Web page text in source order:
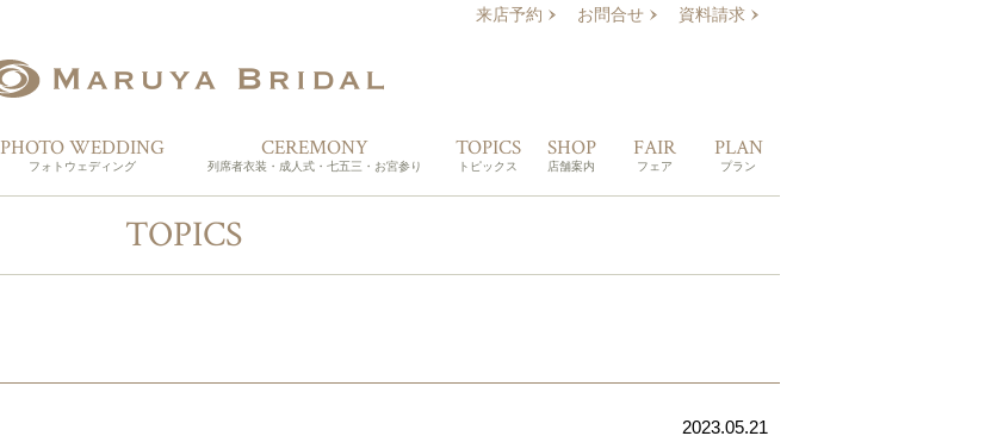
来店予約 お問合せ 資料請求
PHOTO WEDDING
フォトウェディング
CEREMONY
列席者衣装・成人式・七五三・お宮参り
列席者衣装
成人式
卒業袴
七五三・七草
お宮参り
記念日フォト
TOPICS
トピックス
SHOP
店舗案内
FAIR
フェア
PLAN
プラン
TOPICS
2023.05.21